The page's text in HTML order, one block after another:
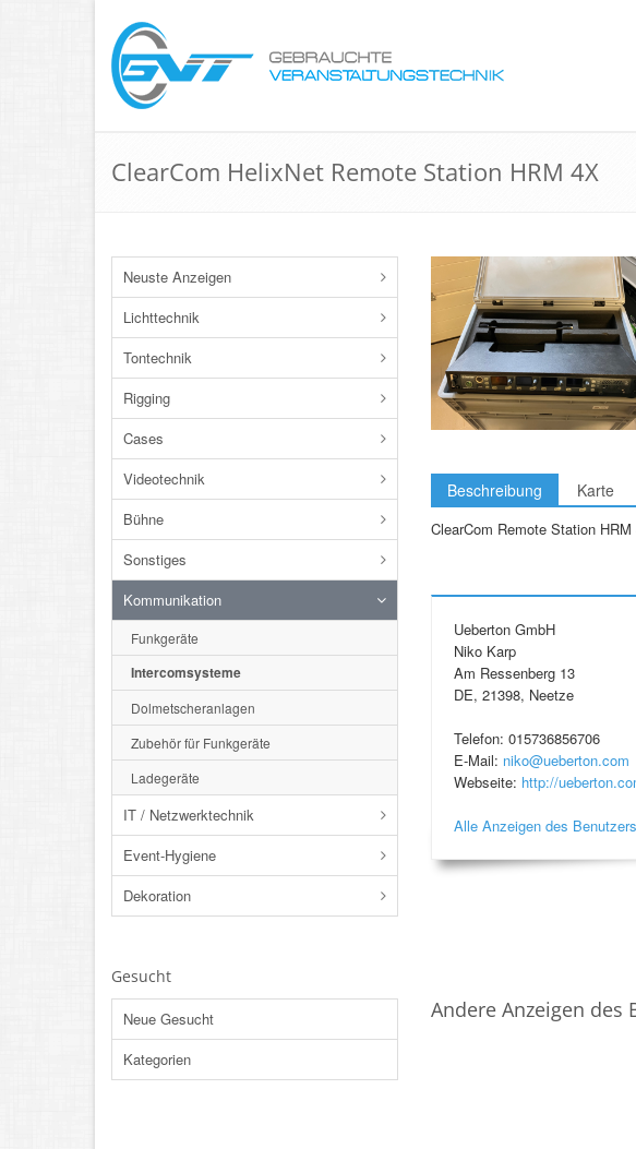
ClearCom HelixNet Remote Station HRM 4X
Neuste Anzeigen
Lichttechnik
Tontechnik
Rigging
Cases
Videotechnik
Bühne
Sonstiges
Kommunikation
Funkgeräte
Intercomsysteme
Dolmetscheranlagen
Zubehör für Funkgeräte
Ladegeräte
IT / Netzwerktechnik
Event-Hygiene
Dekoration
Gesucht
Neue Gesucht
Kategorien
Beschreibung Karte
ClearCom Remote Station
Ueberton GmbH
Niko Karp
Am Ressenberg 13
DE, 21398, Neetze
Telefon: 015736856706
E-Mail: niko@ueberton.com
Webseite: http://
Alle Anzeigen des Benutzers
Andere Anzeigen des